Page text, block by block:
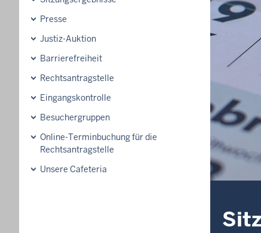
Presse
Justiz-Auktion
Barrierefreiheit
Rechtsantragstelle
Eingangskontrolle
Besuchergruppen
Online-Terminbuchung für die
Rechtsantragstelle
Unsere Cafeteria